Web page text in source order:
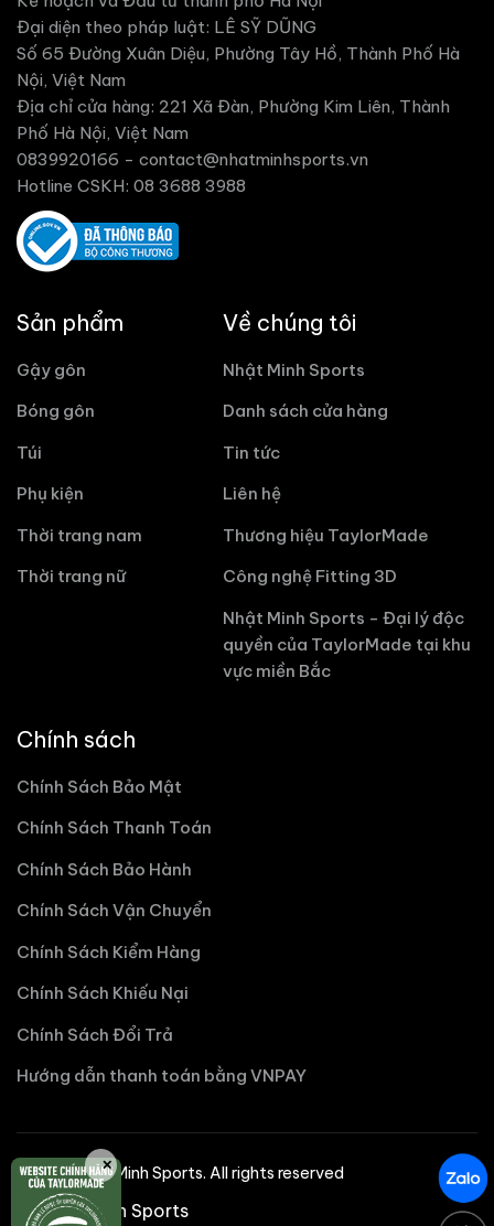
✕
Đại diện theo pháp luật: LÊ SỸ DŨNG
Số 65 Đường Xuân Diệu, Phường Tây Hồ, Thành Phố Hà
Nội, Việt Nam
Địa chỉ cửa hàng: 221 Xã Đàn, Phường Kim Liên, Thành
Phố Hà Nội, Việt Nam
0839920166 - contact@nhatminhsports.vn
Hotline CSKH: 08 3688 3988
Sản phẩm
Gậy gôn
Bóng gôn
Túi
Phụ kiện
Thời trang nam
Thời trang nữ
Về chúng tôi
Nhật Minh Sports
Danh sách cửa hàng
Tin tức
Liên hệ
Thương hiệu TaylorMade
Công nghệ Fitting 3D
Nhật Minh Sports - Đại lý độc
quyền của TaylorMade tại khu
vực miền Bắc
Chính sách
Chính Sách Bảo Mật
Chính Sách Thanh Toán
Chính Sách Bảo Hành
Chính Sách Vận Chuyển
Chính Sách Kiểm Hàng
Chính Sách Khiếu Nại
Chính Sách Đổi Trả
Hướng dẫn thanh toán bằng VNPAY
©2025 Nhat Minh Sports. All rights reserved
Nhật Minh Sports